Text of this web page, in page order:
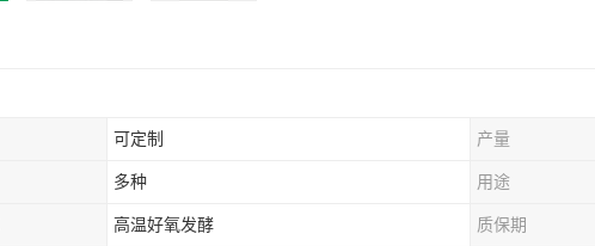
可定制 产量
多种 用途
高温好氧发酵 质保期